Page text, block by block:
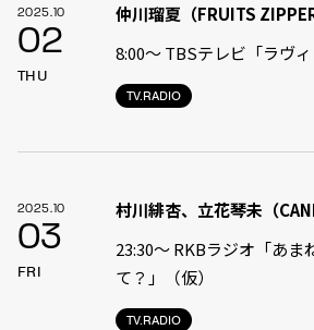
2025.10
02
THU
TV.RADIO
仲川瑠夏（FRUITS ZIPPER
8:00〜 TBSテレビ「ラヴィ
2025.10
03
FRI
TV.RADIO
村川緋杏、立花琴未（
23:30〜 RKBラジオ「あま
て？」（仮）